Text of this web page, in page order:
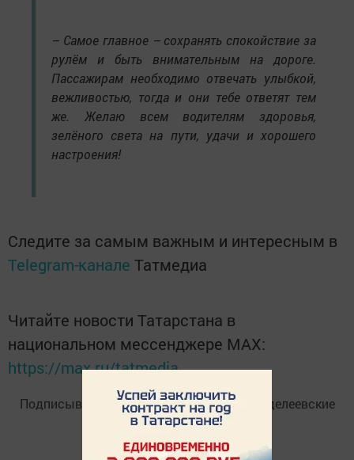
– Самое главное – сохранять спокойствие за
рулём и быть внимательным на дороге.
Пассажирам необходимо отвечать улыбкой,
вежливостью, тогда и они тебе ответят тем
же. Желаю всем водителям здоровья,
зелёного света на пути, удачи и хорошего
настроения!
Следите за самым важным и интересным в
Telegram-канале Татмедиа
Читайте новости Татарстана в
национальном мессенджере MАХ:
https://max.ru/tatmedia
Подписывайтесь наTelegram-канал«Менделеевские
новости»